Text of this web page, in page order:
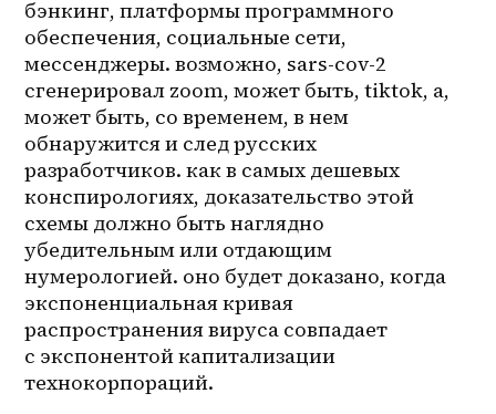
бэнкинг, платформы программного
обеспечения, социальные сети,
мессенджеры. возможно, sars-cov-2
сгенерировал zoom, может быть, tiktok, а,
может быть, со временем, в нем
обнаружится и след русских
разработчиков. как в самых дешевых
конспирологиях, доказательство этой
схемы должно быть наглядно
убедительным или отдающим
нумерологией. оно будет доказано, когда
экспоненциальная кривая
распространения вируса совпадает
с экспонентой капитализации
технокорпораций.